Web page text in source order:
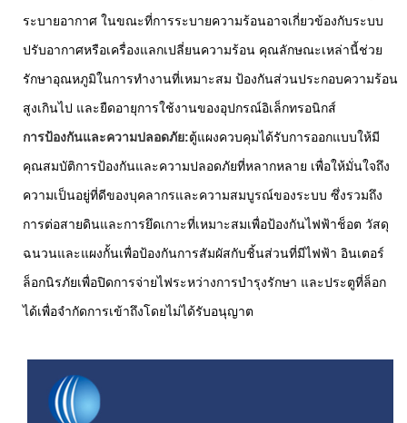
ระบายอากาศ ในขณะที่การระบายความร้อนอาจเกี่ยวข้องกับระบบ
ปรับอากาศหรือเครื่องแลกเปลี่ยนความร้อน คุณลักษณะเหล่านี้ช่วย
รักษาอุณหภูมิในการทำงานที่เหมาะสม ป้องกันส่วนประกอบความร้อน
สูงเกินไป และยืดอายุการใช้งานของอุปกรณ์อิเล็กทรอนิกส์
การป้องกันและความปลอดภัย:ตู้แผงควบคุมได้รับการออกแบบให้มี
คุณสมบัติการป้องกันและความปลอดภัยที่หลากหลาย เพื่อให้มั่นใจถึง
ความเป็นอยู่ที่ดีของบุคลากรและความสมบูรณ์ของระบบ ซึ่งรวมถึง
การต่อสายดินและการยึดเกาะที่เหมาะสมเพื่อป้องกันไฟฟ้าช็อต วัสดุ
ฉนวนและแผงกั้นเพื่อป้องกันการสัมผัสกับชิ้นส่วนที่มีไฟฟ้า อินเตอร์
ล็อกนิรภัยเพื่อปิดการจ่ายไฟระหว่างการบำรุงรักษา และประตูที่ล็อก
ได้เพื่อจำกัดการเข้าถึงโดยไม่ได้รับอนุญาต